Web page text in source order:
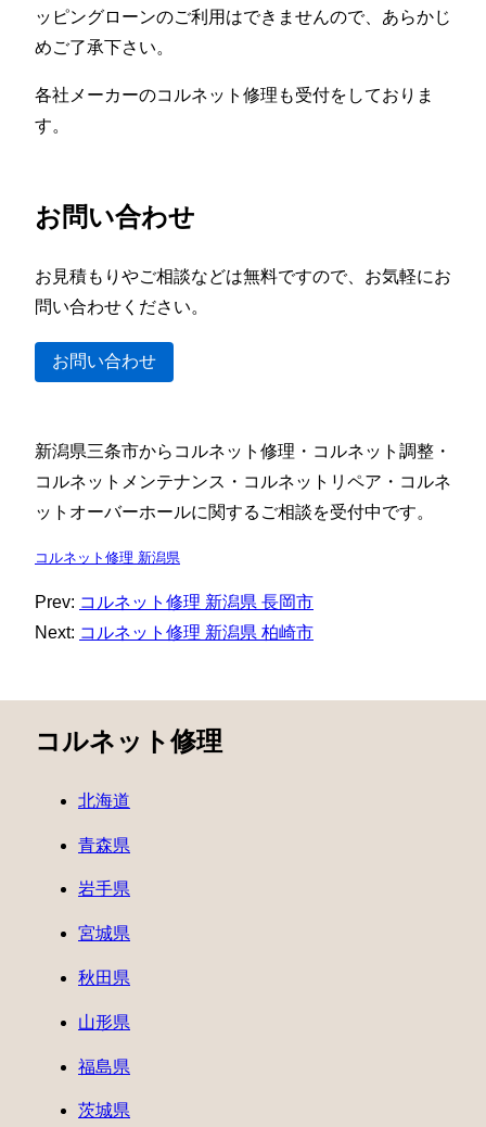
ッピングローンのご利用はできませんので、あらかじ
めご了承下さい。
各社メーカーのコルネット修理も受付をしておりま
す。
お問い合わせ
お見積もりやご相談などは無料ですので、お気軽にお
問い合わせください。
お問い合わせ
新潟県三条市からコルネット修理・コルネット調整・
コルネットメンテナンス・コルネットリペア・コルネ
ットオーバーホールに関するご相談を受付中です。
コルネット修理 新潟県
Prev: コルネット修理 新潟県 長岡市
Next: コルネット修理 新潟県 柏崎市
コルネット修理
北海道
青森県
岩手県
宮城県
秋田県
山形県
福島県
茨城県